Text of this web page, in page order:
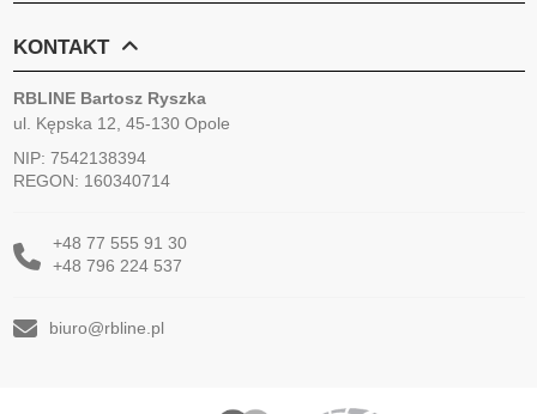
KONTAKT
RBLINE Bartosz Ryszka
ul. Kępska 12, 45-130 Opole
NIP: 7542138394
REGON: 160340714
+48 77 555 91 30
+48 796 224 537
biuro@rbline.pl